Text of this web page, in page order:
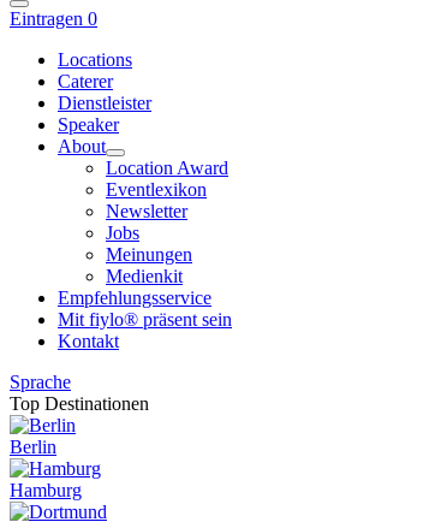
Eintragen 0
Locations
Caterer
Dienstleister
Speaker
About
Location Award
Eventlexikon
Newsletter
Jobs
Meinungen
Medienkit
Empfehlungsservice
Mit fiylo® präsent sein
Kontakt
Sprache
Top Destinationen
Berlin
Hamburg